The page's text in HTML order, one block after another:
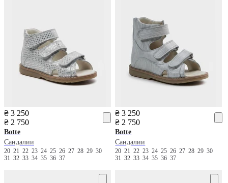
₴ 3 250
₴ 2 750
Botte
Сандалии
20 21 22 23 24 25 26 27 28 29 30
31 32 33 34 35 36 37
₴ 3 250
₴ 2 750
Botte
Сандалии
2021222324252627282930
31323334353637